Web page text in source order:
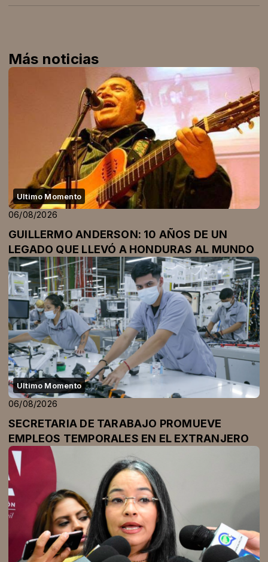
Más noticias
Ultimo Momento
06/08/2026
GUILLERMO ANDERSON: 10 AÑOS DE UN
LEGADO QUE LLEVÓ A HONDURAS AL MUNDO
Ultimo Momento
06/08/2026
SECRETARIA DE TARABAJO PROMUEVE
EMPLEOS TEMPORALES EN EL EXTRANJERO